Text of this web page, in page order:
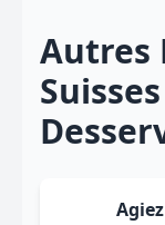
Autres
Agiez